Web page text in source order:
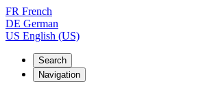
FR French
DE German
US English (US)
Search
Navigation